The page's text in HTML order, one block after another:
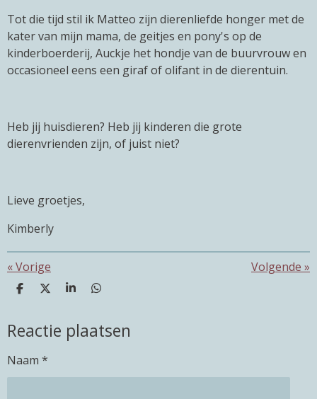
Tot die tijd stil ik Matteo zijn dierenliefde honger met de
kater van mijn mama, de geitjes en pony's op de
kinderboerderij, Auckje het hondje van de buurvrouw en
occasioneel eens een giraf of olifant in de dierentuin.
Heb jij huisdieren? Heb jij kinderen die grote
dierenvrienden zijn, of juist niet?
Lieve groetjes,
Kimberly
«Vorige Volgende »
D
e
n
D
l
S
r
e
D
e
n
Reactie plaatsen
Naam *